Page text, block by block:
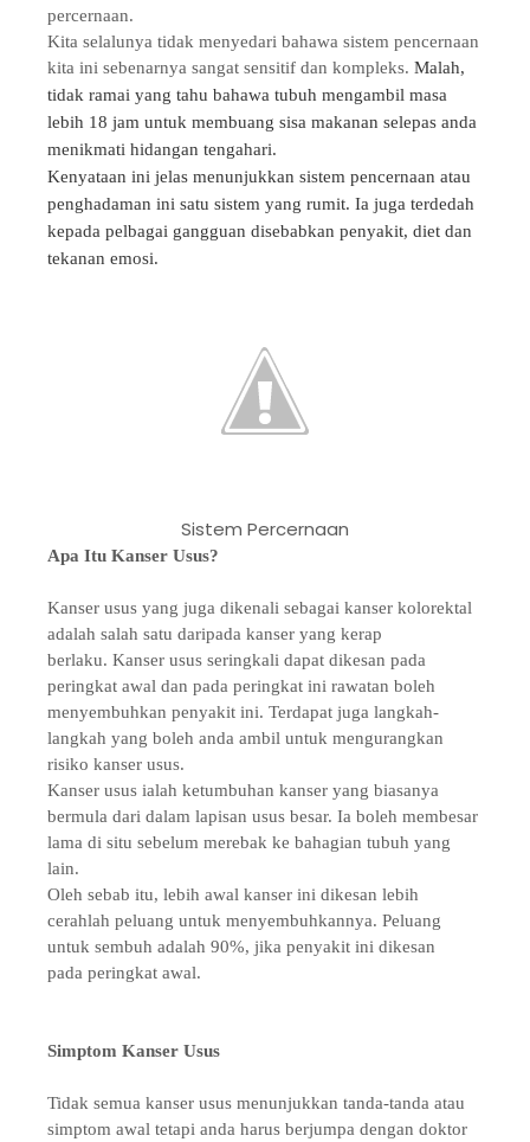
percernaan.
Kita selalunya tidak menyedari bahawa sistem pencernaan
kita ini sebenarnya sangat sensitif dan kompleks. Malah,
tidak ramai yang tahu bahawa tubuh mengambil masa
lebih 18 jam untuk membuang sisa makanan selepas anda
menikmati hidangan tengahari.
Kenyataan ini jelas menunjukkan sistem pencernaan atau
penghadaman ini satu sistem yang rumit. Ia juga terdedah
kepada pelbagai gangguan disebabkan penyakit, diet dan
tekanan emosi.
Sistem Percernaan
Apa Itu Kanser Usus?
Kanser usus yang juga dikenali sebagai kanser kolorektal
adalah salah satu daripada kanser yang kerap
berlaku. Kanser usus seringkali dapat dikesan pada
peringkat awal dan pada peringkat ini rawatan boleh
menyembuhkan penyakit ini. Terdapat juga langkah-
langkah yang boleh anda ambil untuk mengurangkan
risiko kanser usus.
Kanser usus ialah ketumbuhan kanser yang biasanya
bermula dari dalam lapisan usus besar. Ia boleh membesar
lama di situ sebelum merebak ke bahagian tubuh yang
lain.
Oleh sebab itu, lebih awal kanser ini dikesan lebih
cerahlah peluang untuk menyembuhkannya. Peluang
untuk sembuh adalah 90%, jika penyakit ini dikesan
pada peringkat awal.
Simptom Kanser Usus
Tidak semua kanser usus menunjukkan tanda-tanda atau
simptom awal tetapi anda harus berjumpa dengan doktor